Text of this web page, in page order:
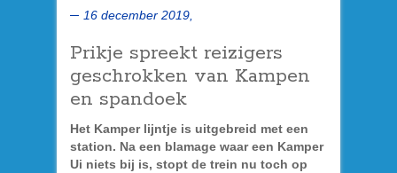
16 december 2019,
Prikje spreekt reizigers
geschrokken van Kampen
en spandoek
Het Kamper lijntje is uitgebreid met een
station. Na een blamage waar een Kamper
Ui niets bij is, stopt de trein nu toch op